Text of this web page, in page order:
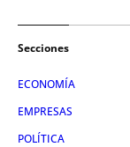
Secciones
ECONOMÍA
EMPRESAS
POLÍTICA